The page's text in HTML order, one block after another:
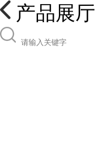
产品展厅